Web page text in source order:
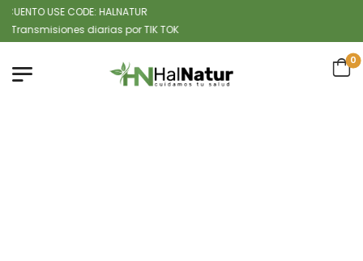
USE CODE: HALNATUR
diarias por TIK TOK
0